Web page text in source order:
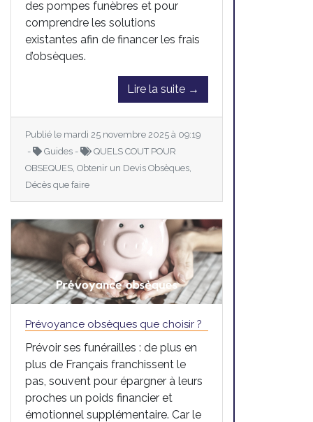
des pompes funèbres et pour
comprendre les solutions
existantes afin de financer les frais
d’obsèques.
Lire la suite →
Publié le mardi 25 novembre 2025 à 09:19
-
Guides -
QUELS COUT POUR
OBSEQUES, Obtenir un Devis Obsèques,
Décès que faire
Prévoyance obsèques que choisir ?
Prévoir ses funérailles : de plus en
plus de Français franchissent le
pas, souvent pour épargner à leurs
proches un poids financier et
émotionnel supplémentaire. Car le